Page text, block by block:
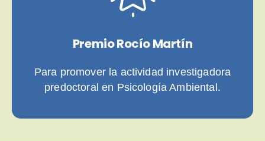
Premio Rocío Martín
Para promover la actividad investigadora
predoctoral en Psicología Ambiental.